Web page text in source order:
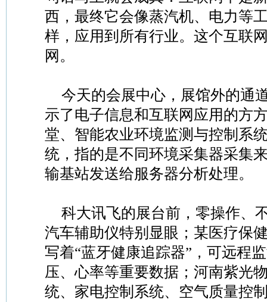
西，最终它会像蒸汽机、电力等
样，应用到所有行业。这个互联
网。
今天的会展中心，展馆外的通
示了电子信息和互联网应用的方
堂、智能农业环境监测与控制系
统，指的是不同环境采集器采集
输基站发送给服务器分析处理。
科大讯飞的展台前，零操作、
汽车辅助仪特别显眼；某医疗保
写着“蓝牙健康追踪器”，可远程
压、心率等重要数据；河南紫光
统、家电控制系统、空气质量控